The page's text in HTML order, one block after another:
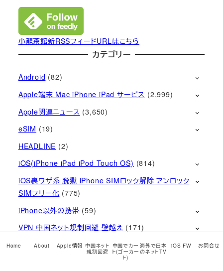
小龍茶館新RSSフィードURLはこちら
カテゴリー
Android (82)
Apple端末 Mac iPhone iPad サービス (2,999)
Apple関連ニュース (3,650)
eSIM (19)
HEADLINE (2)
iOS(iPhone iPad iPod Touch OS) (814)
iOS裏ワザ系 脱獄 iPhone SIMロック解除 アンロック
SIMフリー化 (775)
iPhone以外の携帯 (59)
VPN 中国ネット規制回避 壁越え (171)
ガジェット
(110)
Home About Apple情報 中国ネット
規制回避
中国でカー
ト(ゴーカー
ト)
海外で日本
のネットTV
iOS FW お問合せ